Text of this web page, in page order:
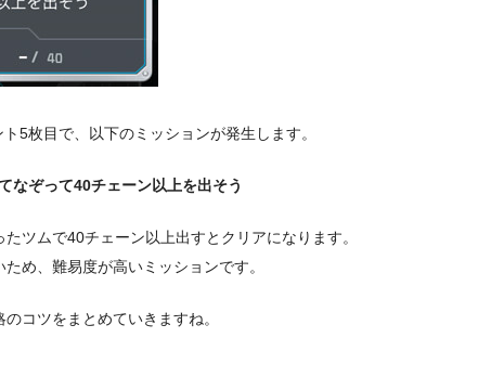
5枚目で、以下のミッションが発生します。
なぞって40チェーン以上を出そう
ツムで40チェーン以上出すとクリアになります。
め、難易度が高いミッションです。
コツをまとめていきますね。